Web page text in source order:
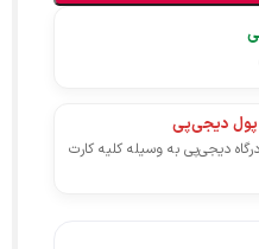
پول دیجی‌پی
دیجی‌پی به وسیله کلیه کارت